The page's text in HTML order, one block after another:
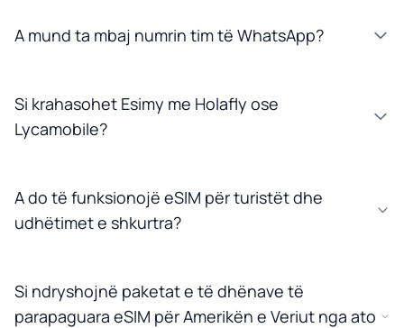
A mund ta mbaj numrin tim të WhatsApp?
Si krahasohet Esimy me Holafly ose
Lycamobile?
A do të funksionojë eSIM për turistët dhe
udhëtimet e shkurtra?
Si ndryshojnë paketat e të dhënave të
parapaguara eSIM për Amerikën e Veriut nga ato